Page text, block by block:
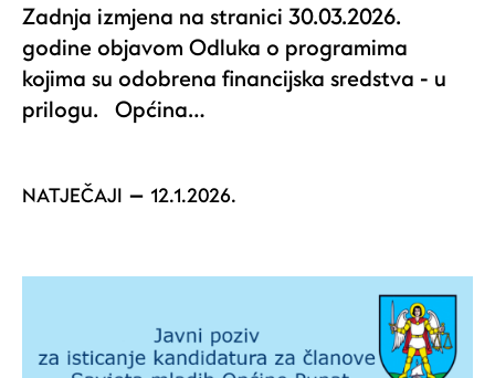
Zadnja izmjena na stranici 30.03.2026.
godine objavom Odluka o programima
kojima su odobrena financijska sredstva - u
prilogu. Općina…
NATJEČAJI 12.1.2026.